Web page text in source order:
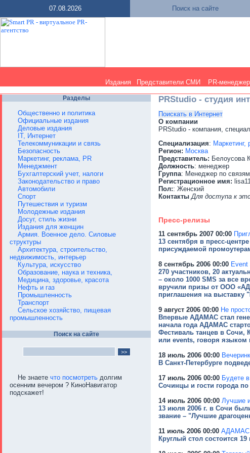
07.08.2026 Поиск на сайте
Издания Представители СМИ PR-
Разделы
Общественно и политика
Официальные издания
Деловые издания
IT, Интернет
Телекоммуникации и связь
Безопасность
Маркетинг, реклама, PR
Менеджмент
Бухгалтерский учет, налоги
Законодательство и право
Автомобили
Спорт
Путешествия и туризм
Молодежные издания
Досуг, стиль жизни
Издания для женщин
Армия. Военное дело. Силовые
структуры
Архитектура, строительство,
недвижимость, интерьер
Культура, искусство
Образование, наука и техника,
Медицина, здоровье, красота
Нефть и газ
Промышленность
Транспорт
Сельское хозяйство, пищевая
промышленность
Поиск на сайте
Не знаете что посмотреть долгим
осенним вечером ? КиноНавигатор
подскажет!
PRStudio - студия
Поискать в Интернет
О компании
PRStudio - компания,
Специализация: Маркетинг,
Регион: Москва
Представитель: Белоусова
Должность: менеджер
Группа: Менеджер по
Регистрационное имя:
Пол:: Женский
Контакты Для доступа к
Пресс-релизы
11 сентябрь 2007 00:00
13 сентября в пресс-
присуждаемой
8 сентябрь 2006 00:00
270 участников, 20
– около 1000 SMS за все
вручили призы от ООО
приглашения на выставку
9 август 2006 00:00 Не
Впервые АДАМАС стал
начала года АДАМАС
Фестиваль танцев в Сочи,
или events, говоря языком
18 июль 2006 00:00
В Санкт-Петербурге
17 июль 2006 00:00 Будете
Сочинцы и гости города
14 июль 2006 00:00 Лучшие
13 июля 2006 г. в Сочи
звание – "Лучшие
11 июль 2006 00:00 АДАМАС
Круглый стол состоится